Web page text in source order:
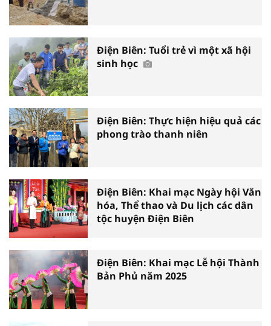
Điện Biên: Tuổi trẻ vì một xã hội
sinh học
Điện Biên: Thực hiện hiệu quả các
phong trào thanh niên
Điện Biên: Khai mạc Ngày hội Văn
hóa, Thể thao và Du lịch các dân
tộc huyện Điện Biên
Điện Biên: Khai mạc Lễ hội Thành
Bản Phủ năm 2025